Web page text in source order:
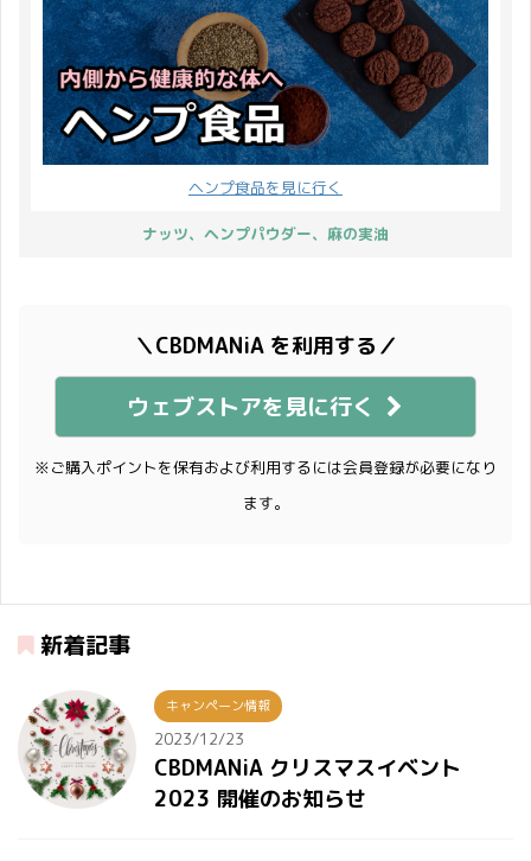
ヘンプ食品を見に行く
ナッツ、ヘンプパウダー、麻の実油
＼CBDMANiA を利用する／
ウェブストアを見に行く
※ご購入ポイントを保有および利用するには会員登録が必要になり
ます。
新着記事
キャンペーン情報
2023/12/23
CBDMANiA クリスマスイベント
2023 開催のお知らせ